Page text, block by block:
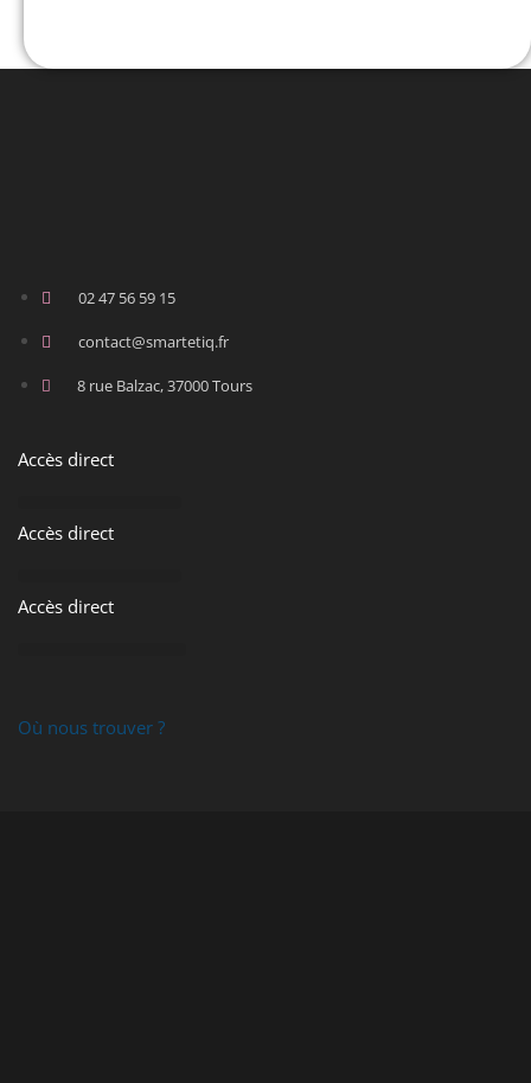
02 47 56 59 15
contact@smartetiq.fr
8 rue Balzac, 37000 Tours
Accès direct
Accès direct
Accès direct
Où nous trouver ?